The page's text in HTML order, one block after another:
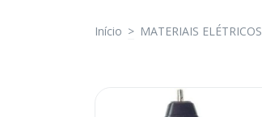
Início > MATERIAIS ELÉTRICOS